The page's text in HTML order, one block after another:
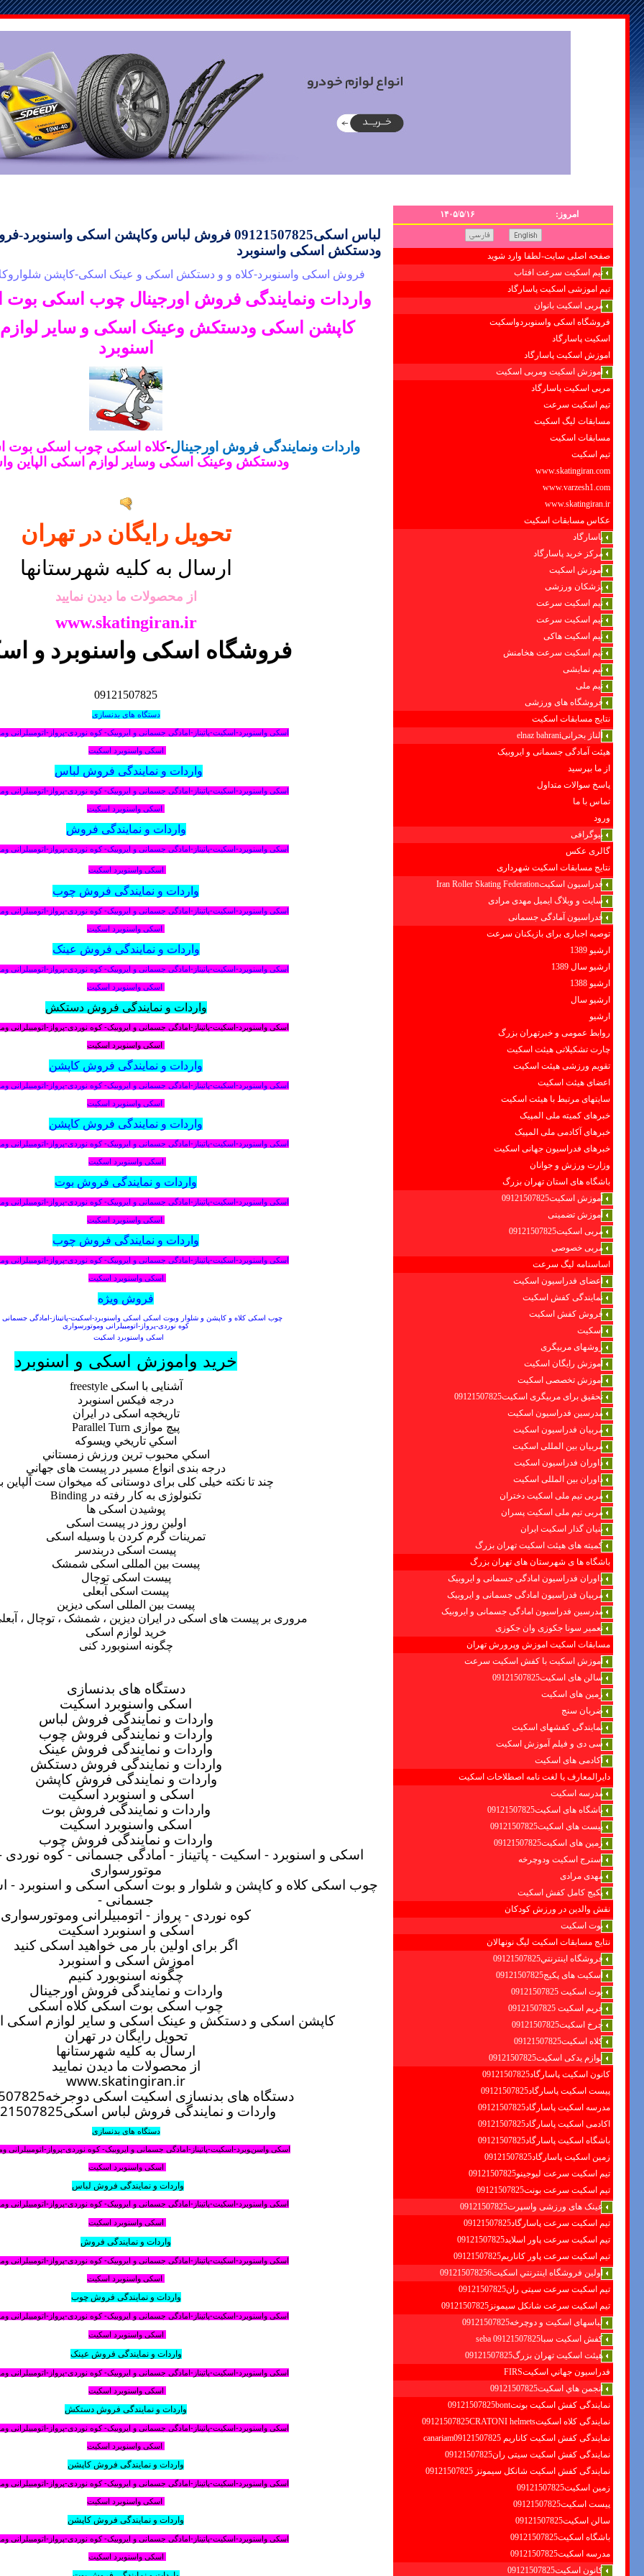
امروز: ۱۴۰۵/۵/۱۶
صفحه اصلی سایت-لطفا وارد شوید
تیم اسکیت سرعت افتاب
تیم اموزشی اسکیت پاسارگاد
مربی اسکیت بانوان
فروشگاه اسکی واسنوبردواسکیت
اسکیت پاسارگاد
اموزش اسکیت پاسارگاد
اموزش اسکیت ومربی اسکیت
مربی اسکیت پاسارگاد
تیم اسکیت سرعت
مسابقات لیگ اسکیت
مسابقات اسکیت
تیم اسکیت
www.skatingiran.com
www.varzesh1.com
www.skatingiran.ir
عکاس مسابقات اسکیت
پاسارگاد
مرکز خرید پاسارگاد
آموزش اسکیت
پزشکان ورزشی
تیم اسکیت سرعت
تیم اسکیت سرعت
تیم اسکیت هاکی
تیم اسکیت سرعت هخامنش
تیم نمایشی
تیم ملی
فروشگاه های ورزشی
نتایج مسابقات اسکیت
الناز بحرانیelnaz bahrani
هیئت آمادگی جسمانی و ایروبیک
از ما بپرسید
پاسخ سوالات متداول
تماس با ما
ورود
بیوگرافی
گالری عکس
نتایج مسابقات اسکیت شهرداری
فدراسیون اسکیتIran Roller Skating Federation
سایت و وبلاگ ایمیل مهدی مرادی
فدراسیون آمادگی جسمانی
توصیه اجباری برای بازیکنان سرعت
ارشیو 1389
ارشیو سال 1389
ارشیو 1388
ارشیو سال
ارشیو
روابط عمومی و خبرتهران بزرگ
چارت تشکیلاتی هیئت اسکیت
تقویم ورزشی هیئت اسکیت
اعضای هیئت اسکیت
سایتهای مرتبط با هیئت اسکیت
خبرهای کمیته ملی المپیک
خبرهای آکادمی ملی المپیک
خبرهای فدراسیون جهانی اسکیت
وزارت ورزش و جوانان
باشگاه های استان تهران بزرگ
آموزش اسکیت09121507825
آموزش تضمینی
مربی اسکیت09121507825
مربی خصوصی
اساسنامه لیگ سرعت
اعضای فدراسیون اسکیت
نمایندگی کفش اسکیت
فروش کفش اسکیت
اسکیت
روشهای مربیگری
اموزش رایگان اسکیت
آموزش تخصصی اسکیت
تحقیق برای مربیگری اسکیت09121507825
مدرسین فدراسیون اسکیت
مربیان فدراسیون اسکیت
مربیان بین المللی اسکیت
داوران فدراسیون اسکیت
داوران بین المللی اسکیت
مربی تیم ملی اسکیت دختران
مربی تیم ملی اسکیت پسران
بنیان گذار اسکیت ایران
کمیته های هیئت اسکیت تهران بزرگ
باشگاه ها ی شهرستان های تهران بزرگ
داوران فدراسیون امادگی جسمانی و ایروبیک
مربیان فدراسیون امادگی جسمانی و ایروبیک
مدرسین فدراسیون امادگی جسمانی و ایروبیک
تعمیر سونا جکوزی وان جکوزی
مسابقات اسکیت اموزش وپرورش تهران
آموزش اسکیت با کفش اسکیت سرعت
سالن های اسکیت09121507825
زمین های اسکیت
ضربان سنج
نمایندگی کفشهای اسکیت
سی دی و فیلم آموزش اسکیت
آکادمی های اسکیت
دایرالمعارف یا لغت نامه اصطلاحات اسکیت
مدرسه اسکیت
باشگاه های اسکیت09121507825
پیست های اسکیت09121507825
زمین های اسکیت09121507825
استرج اسکیت ودوچرخه
مهدی مرادی
پکیج کامل کفش اسکیت
نقش والدین در ورزش کودکان
بوت اسکیت
نتایج مسابقات اسکیت لیگ نونهالان
فروشگاه اينترنتي09121507825
اسکیت های پکیج09121507825
بوت اسکیت 09121507825
فریم اسکیت 09121507825
چرخ اسکیت09121507825
کلاه اسکیت09121507825
لوازم یدکی اسکیت09121507825
کانون اسکیت پاسارگاد09121507825
پیست اسکیت پاسارگاد09121507825
مدرسه اسکیت پاسارگاد09121507825
اکادمی اسکیت پاسارگاد09121507825
باشگاه اسکیت پاسارگاد09121507825
زمین اسکیت پاسارگاد09121507825
تیم اسکیت سرعت لیوجینو09121507825
تیم اسکیت سرعت بونت09121507825
عینک های ورزشی واسپرت09121507825
تیم اسکیت سرعت پاسارگاد09121507825
تیم اسکیت سرعت پاور اسلاید09121507825
تیم اسکیت سرعت پاور کاناریم09121507825
اولين فروشگاه اينترنتي اسكيت091215078256
تیم اسکیت سرعت سیتی ران09121507825
تیم اسکیت سرعت شانکل سیمونز09121507825
لباسهای اسکیت و دوچرخه09121507825
کفش اسکیت سبا09121507825 seba
هیئت اسکیت تهران بزرگ09121507825
فدراسيون جهاني اسكيتFIRS
انجمن هاي اسكيت09121507825
نمایندگی کفش اسکیت بونت09121507825bont
نمایندگی کلاه اسکیت09121507825CRATONI helmets
نمایندگی کفش اسکیت كاناريم canariam09121507825
نمایندگی کفش اسکیت سیتی ران09121507825
نمایندگی کفش اسکیت شانكل سيمونز 09121507825
زمین اسکیت09121507825
پیست اسکیت09121507825
سالن اسکیت09121507825
باشگاه اسکیت09121507825
مدرسه اسکیت09121507825
کانون اسکیت09121507825
لباس اسکی09121507825
فروش لباس وکاپشن اسکی واسنوبرد-
ودستکش اسکی واسنوبرد
فروش اسکی واسنوبرد-کلاه و و دستکش اسکی و عینک اسکی-کاپشن شلواروکلاه
واردات ونمایندگی فروش اورجینال چوب اسکی
کاپشن اسکی ودستکش وعینک اسکی و سایر لوازم
اسنوبرد
واردات ونمایندگی فروش اورجینال-کلاه اسکی چوب اسکی بوت
ودستکش وعینک اسکی وسایر لوازم اسکی الپاین
تحویل رایگان در تهران
ارسال به کلیه شهرستانها
از محصولات ما دیدن نمایید
www.skatingiran.ir
فروشگاه اسکی واسنوبرد و
09121507825
دستگاه های بدنسازی
اسکی واسنوبرد-اسکیت-پاتیناز-امادگی جسمانی و ایروبیک- کوه نوردی-پرواز-اتومبیلرانی
اسکی واسنوبرد اسکیت
واردات و نمایندگی فروش لباس
اسکی واسنوبرد-اسکیت-پاتیناز-امادگی جسمانی و ایروبیک- کوه نوردی-پرواز-اتومبیلرانی
اسکی واسنوبرد اسکیت
واردات و نمایندگی فروش
اسکی واسنوبرد-اسکیت-پاتیناز-امادگی جسمانی و ایروبیک- کوه نوردی-پرواز-اتومبیلرانی
اسکی واسنوبرد اسکیت
واردات و نمایندگی فروش چوب
اسکی واسنوبرد-اسکیت-پاتیناز-امادگی جسمانی و ایروبیک- کوه نوردی-پرواز-اتومبیلرانی
اسکی واسنوبرد اسکیت
واردات و نمایندگی فروش عینک
اسکی واسنوبرد-اسکیت-پاتیناز-امادگی جسمانی و ایروبیک- کوه نوردی-پرواز-اتومبیلرانی
اسکی واسنوبرد اسکیت
واردات و نمایندگی فروش دستکش
اسکی واسنوبرد-اسکیت-پاتیناز-امادگی جسمانی و ایروبیک- کوه نوردی-پرواز-اتومبیلرانی
اسکی واسنوبرد اسکیت
واردات و نمایندگی فروش کاپشن
اسکی واسنوبرد-اسکیت-پاتیناز-امادگی جسمانی و ایروبیک- کوه نوردی-پرواز-اتومبیلرانی
اسکی واسنوبرد اسکیت
واردات و نمایندگی فروش کاپشن
اسکی واسنوبرد-اسکیت-پاتیناز-امادگی جسمانی و ایروبیک- کوه نوردی-پرواز-اتومبیلرانی
اسکی واسنوبرد اسکیت
واردات و نمایندگی فروش بوت
اسکی واسنوبرد-اسکیت-پاتیناز-امادگی جسمانی و ایروبیک- کوه نوردی-پرواز-اتومبیلرانی
اسکی واسنوبرد اسکیت
واردات و نمایندگی فروش چوب
اسکی واسنوبرد-اسکیت-پاتیناز-امادگی جسمانی و ایروبیک- کوه نوردی-پرواز-اتومبیلرانی
اسکی واسنوبرد اسکیت
فروش ویژه
چوب اسکی کلاه و کاپشن و شلوار وبوت اسکی اسکی واسنوبرد-اسکیت-پاتیناز-امادگی جسمانی
کوه نوردی-پرواز-اتومبیلرانی وموتورسواری
اسکی واسنوبرد اسکیت
خرید واموزش اسکی و اسنوبرد
آشنایی با اسکی freestyle
درجه فیکس اسنوبرد
تاریخچه اسکی در ایران
پیچ موازی Parallel Turn
اسكي تاريخي ويسوكه
اسكي محبوب ‌ترين ورزش زمستاني
درجه بندی انواع مسير در پيست های جهاني
چند تا نکته خیلی کلی برای دوستانی که میخوان ست آلپاین
تکنولوژی به کار رفته در Binding
پوشیدن اسکی ها
اولین روز در پیست اسکی
تمرینات گرم کردن با وسیله اسکی
پيست اسكی دربندسر
پیست بین المللی اسکی شمشک
پیست اسکی توچال
پيست اسكی آبعلی
پیست بین المللی اسکی دیزین
مروری بر پیست های اسکی در ایران دیزین ، شمشک ، توچال ،
خرید لوازم اسکی
چگونه اسنوبورد کنی
دستگاه های بدنسازی
اسکی واسنوبرد اسکیت
واردات و نمایندگی فروش لباس
واردات و نمایندگی فروش چوب
واردات و نمایندگی فروش عینک
واردات و نمایندگی فروش دستکش
واردات و نمایندگی فروش کاپشن
اسکی و اسنوبرد اسکیت
واردات و نمایندگی فروش بوت
اسکی واسنوبرد اسکیت
واردات و نمایندگی فروش چوب
اسکی و اسنوبرد - اسکیت-پاتیناز - امادگی جسمانی - کوه نوردی -
موتورسواری
چوب اسکی کلاه و کاپشن و شلوار و بوت اسکی اسکی و اسنوبرد -
جسمانی -
کوه نوردی - پرواز - اتومبیلرانی وموتورسواری
اسکی و اسنوبرد اسکیت
اگر برای اولین بار می خواهید اسکی کنید
اموزش اسکی و اسنوبرد
چگونه اسنوبورد کنیم
واردات و نمایندگی فروش اورجینال
چوب اسکی بوت اسکی کلاه اسکی
کاپشن اسکی و دستکش و عینک اسکی و سایر لوازم اسکی
تحویل رایگان در تهران
ارسال به کلیه شهرستانها
از محصولات ما دیدن نمایید
www.skatingiran.ir
دستگاه های بدنسازی اسکیت اسکی دوجرخه09121507825
واردات و نمایندگی فروش لباس اسکی09121507825
دستگاه های بدنسازی
اسکی واسنوبرد-اسکیت-پاتیناز-امادگی جسمانی و ایروبیک- کوه نوردی-پرواز-اتومبیلرانی
اسکی واسنوبرد اسکیت
واردات و نمایندگی فروش لباس
اسکی واسنوبرد-اسکیت-پاتیناز-امادگی جسمانی و ایروبیک- کوه نوردی-پرواز-اتومبیلرانی
اسکی واسنوبرد اسکیت
واردات و نمایندگی فروش
اسکی واسنوبرد-اسکیت-پاتیناز-امادگی جسمانی و ایروبیک- کوه نوردی-پرواز-اتومبیلرانی
اسکی واسنوبرد اسکیت
واردات و نمایندگی فروش چوب
اسکی واسنوبرد-اسکیت-پاتیناز-امادگی جسمانی و ایروبیک- کوه نوردی-پرواز-اتومبیلرانی
اسکی واسنوبرد اسکیت
واردات و نمایندگی فروش عینک
اسکی واسنوبرد-اسکیت-پاتیناز-امادگی جسمانی و ایروبیک- کوه نوردی-پرواز-اتومبیلرانی
اسکی واسنوبرد اسکیت
واردات و نمایندگی فروش دستکش
اسکی واسنوبرد-اسکیت-پاتیناز-امادگی جسمانی و ایروبیک- کوه نوردی-پرواز-اتومبیلرانی
اسکی واسنوبرد اسکیت
واردات و نمایندگی فروش کاپشن
اسکی واسنوبرد-اسکیت-پاتیناز-امادگی جسمانی و ایروبیک- کوه نوردی-پرواز-اتومبیلرانی
اسکی واسنوبرد اسکیت
واردات و نمایندگی فروش کاپشن
اسکی واسنوبرد-اسکیت-پاتیناز-امادگی جسمانی و ایروبیک- کوه نوردی-پرواز-اتومبیلرانی
اسکی واسنوبرد اسکیت